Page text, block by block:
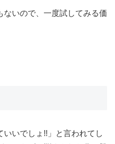
いので、一度試してみる価
いいでしょ!!」と言われてし